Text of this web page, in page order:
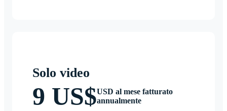
Solo video
9 US$USD al mese fatturato
annualmente